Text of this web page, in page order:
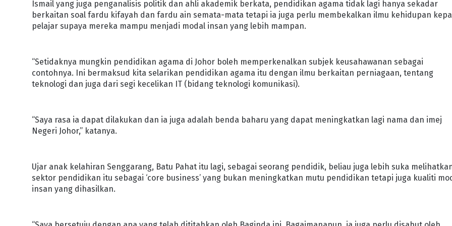
Ismail yang juga penganalisis politik dan ahli akademik berkata, pendidikan agama tidak lagi hanya sekadar
berkaitan soal fardu kifayah dan fardu ain semata-mata tetapi ia juga perlu membekalkan ilmu kehidupan
pelajar supaya mereka mampu menjadi modal insan yang lebih mampan.
“Setidaknya mungkin pendidikan agama di Johor boleh memperkenalkan subjek keusahawanan sebagai
contohnya. Ini bermaksud kita selarikan pendidikan agama itu dengan ilmu berkaitan perniagaan, tentang
teknologi dan juga dari segi kecelikan IT (bidang teknologi komunikasi).
“Saya rasa ia dapat dilakukan dan ia juga adalah benda baharu yang dapat meningkatkan lagi nama dan imej
Negeri Johor,” katanya.
Ujar anak kelahiran Senggarang, Batu Pahat itu lagi, sebagai seorang pendidik, beliau juga lebih suka
sektor pendidikan itu sebagai ‘core business’ yang bukan meningkatkan mutu pendidikan tetapi juga kualiti
insan yang dihasilkan.